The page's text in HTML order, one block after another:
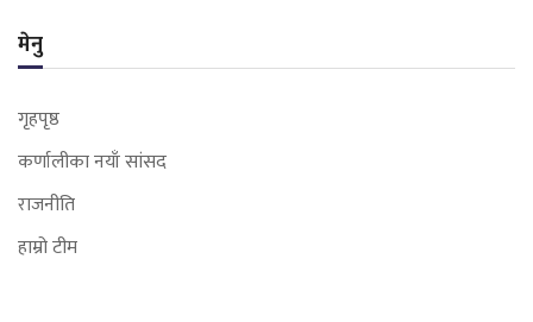
मेनु
गृहपृष्ठ
कर्णालीका नयाँ सांसद
राजनीति
हाम्रो टीम